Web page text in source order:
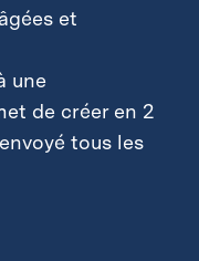
et
une
de créer en 2
tous les